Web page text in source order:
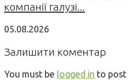
компанії галузі...
05.08.2026
Залишити коментар
You must be logged in to post